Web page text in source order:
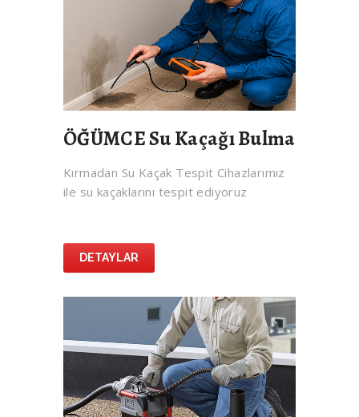
ÖĞÜMCE Su Kaçağı Bulma
Kırmadan Su Kaçak Tespit Cihazlarımız
ile su kaçaklarını tespit ediyoruz
DETAYLAR